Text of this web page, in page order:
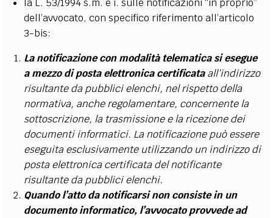
la L. 53/1994 s.m. e i. sulle notificazioni “in proprio”
dell’avvocato, con specifico riferimento all’articolo
3-bis:
La notificazione con modalità telematica si esegue
a mezzo di posta elettronica certificataall’indirizzo
risultante da pubblici elenchi, nel rispetto della
normativa, anche regolamentare, concernente la
sottoscrizione, la trasmissione e la ricezione dei
documenti informatici. La notificazione può essere
eseguita esclusivamente utilizzando un indirizzo di
posta elettronica certificata del notificante
risultante da pubblici elenchi.
Quando l’atto da notificarsi non consiste in un
documento informatico, l’avvocato provvede ad